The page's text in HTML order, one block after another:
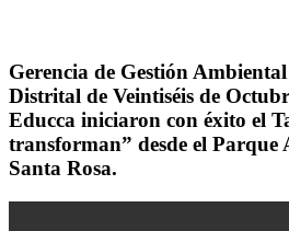
Gerencia de Gestión
Distrital de Veintiséis de
Educca iniciaron con éxito el
transforman” desde el
Santa Rosa.